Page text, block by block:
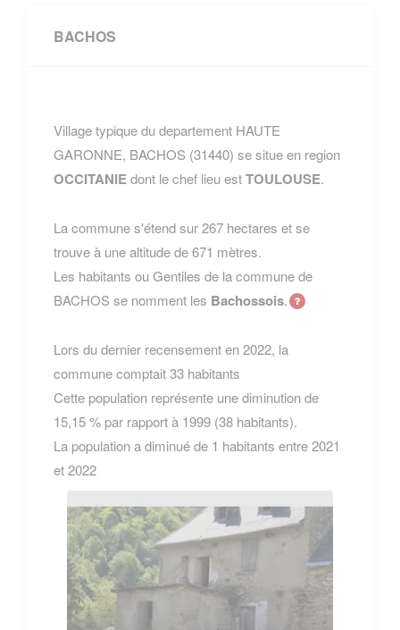
BACHOS
Village typique du departement HAUTE
GARONNE, BACHOS (31440) se situe en region
OCCITANIEdont le chef lieu estTOULOUSE.
La commune s'étend sur 267 hectares et se
trouve à une altitude de 671 mètres.
Les habitants ou Gentiles de la commune de
BACHOS se nomment les Bachossois.
Lors du dernier recensement en 2022, la
commune comptait 33 habitants
Cette population représente une diminution de
15,15 % par rapport à 1999 (38 habitants).
La population a diminué de 1 habitants entre 2021
et 2022